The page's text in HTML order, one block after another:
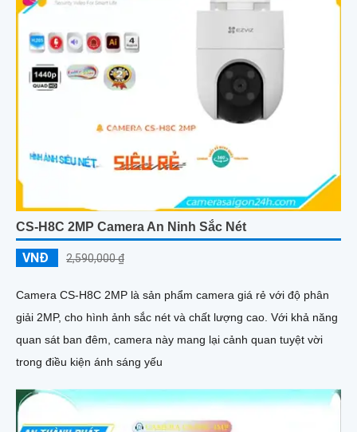
CS-H8C 2MP Camera An Ninh Sắc Nét
VNĐ 2,590,000 ₫
Camera CS-H8C 2MP là sản phẩm camera giá rẻ với độ phân
giải 2MP, cho hình ảnh sắc nét và chất lượng cao. Với khả năng
quan sát ban đêm, camera này mang lại cảnh quan tuyệt vời
trong điều kiện ánh sáng yếu